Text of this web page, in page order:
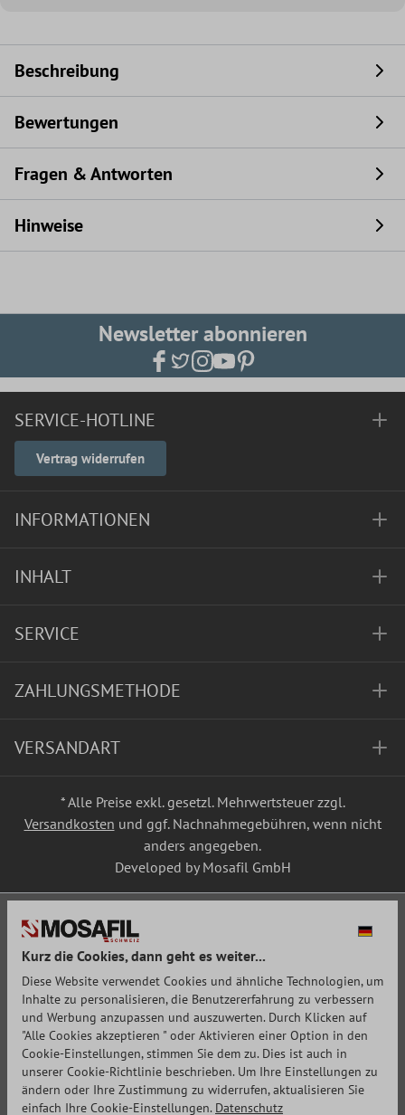
Beschreibung
Bewertungen
Fragen & Antworten
Hinweise
Newsletter abonnieren
SERVICE-HOTLINE
Vertrag widerrufen
INFORMATIONEN
INHALT
SERVICE
ZAHLUNGSMETHODE
VERSANDART
* Alle Preise exkl. gesetzl. Mehrwertsteuer zzgl.
Versandkosten und ggf. Nachnahmegebühren, wenn nicht
anders angegeben.
Developed by Mosafil GmbH
Kurz die Cookies, dann geht es weiter...
Diese Website verwendet Cookies und ähnliche Technologien, um
Inhalte zu personalisieren, die Benutzererfahrung zu verbessern
und Werbung anzupassen und auszuwerten. Durch Klicken auf
"Alle Cookies akzeptieren " oder Aktivieren einer Option in den
Cookie-Einstellungen, stimmen Sie dem zu. Dies ist auch in
unserer Cookie-Richtlinie beschrieben. Um Ihre Einstellungen zu
ändern oder Ihre Zustimmung zu widerrufen, aktualisieren Sie
einfach Ihre Cookie-Einstellungen. Datenschutz